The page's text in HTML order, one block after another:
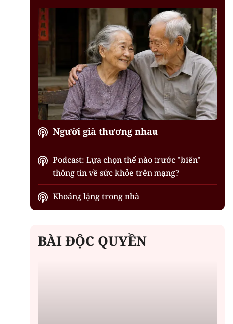
Người già thương nhau
Podcast: Lựa chọn thế nào trước "biển"
thông tin về sức khỏe trên mạng?
Khoảng lặng trong nhà
BÀI ĐỘC QUYỀN